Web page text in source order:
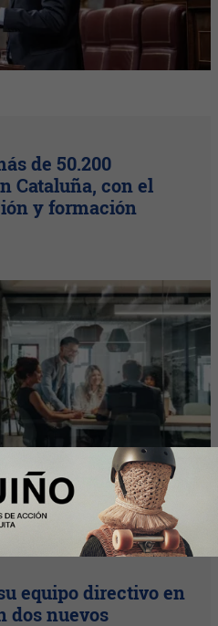
de 50.200
Cataluña, con el
y formación
equipo directivo en
dos nuevos